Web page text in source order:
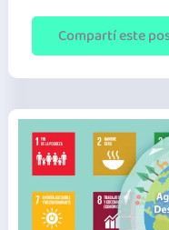
Compartí este